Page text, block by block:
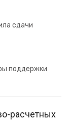
сдачи
поддержки
расчетных